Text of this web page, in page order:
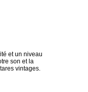
et un niveau
son et la
vintages.